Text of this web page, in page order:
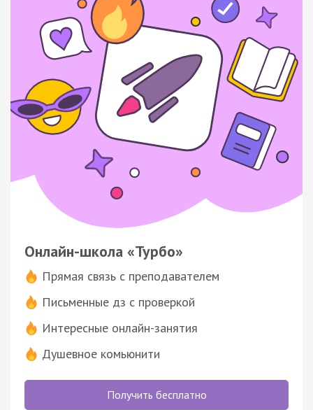
Онлайн-школа «Турбо»
Прямая связь с преподавателем
Письменные дз с проверкой
Интересные онлайн-занятия
Душевное комьюнити
Получить бесплатно